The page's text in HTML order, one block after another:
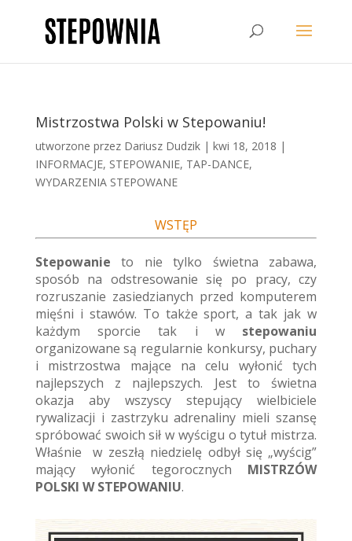
Mistrzostwa Polski w Stepowaniu!
utworzone przez Dariusz Dudzik| kwi 18, 2018 |
INFORMACJE, STEPOWANIE, TAP-DANCE,
WYDARZENIA STEPOWANE
WSTĘP
Stepowanie to nie tylko świetna zabawa,
sposób na odstresowanie się po pracy, czy
rozruszanie zasiedzianych przed komputerem
mięśni i stawów. To także sport, a tak jak w
każdym sporcie tak i w stepowaniu
organizowane są regularnie konkursy, puchary
i mistrzostwa mające na celu wyłonić tych
najlepszych z najlepszych. Jest to świetna
okazja aby wszyscy stepujący wielbiciele
rywalizacji i zastrzyku adrenaliny mieli szansę
spróbować swoich sił w wyścigu o tytuł mistrza.
Właśnie w zeszłą niedzielę odbył się „wyścig”
mający wyłonić tegorocznych MISTRZÓW
POLSKI W STEPOWANIU.